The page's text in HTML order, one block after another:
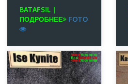
BATAFSIL |
ПОДРОБНЕЕ
FOTO